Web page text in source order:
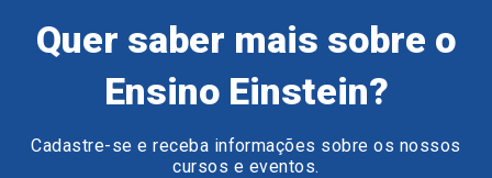
Quer saber mais sobre o
Ensino Einstein?
Cadastre-se e receba informações sobre os nossos
cursos e eventos.